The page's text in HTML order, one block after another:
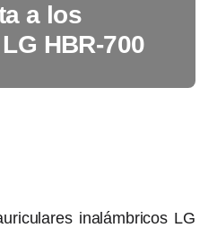
a los
HBR-700
inalámbricos LG